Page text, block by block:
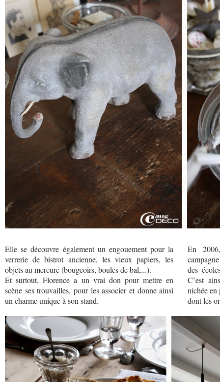
Elle se découvre également un engouement pour la
verrerie de bistrot ancienne, les vieux papiers, les
objets au mercure (bougeoirs, boules de bal,...).
Et surtout, Florence a un vrai don pour mettre en
scène ses trouvailles, pour les associer et donne ainsi
un charme unique à son stand.
En
des
C’est
nichée
dont les